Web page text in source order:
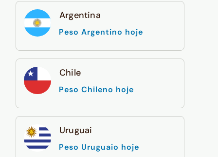
Argentina
Peso Argentino hoje
Chile
Peso Chileno hoje
Uruguai
Peso Uruguaio hoje